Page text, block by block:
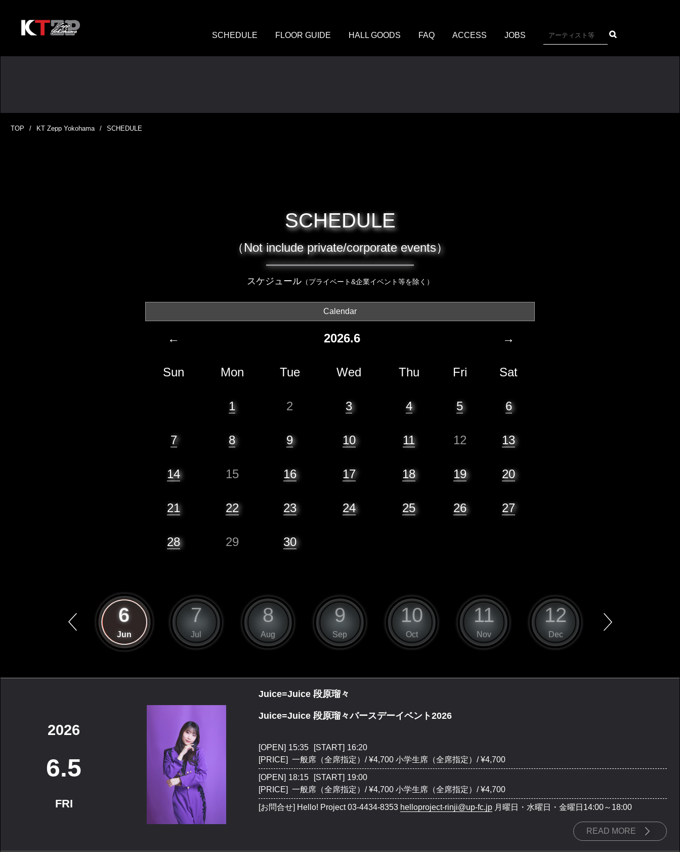
SCHEDULE FLOOR GUIDE HALL GOODS FAQ ACCESS JOBS
TOP KT Zepp Yokohama SCHEDULE
SCHEDULE
（Not include private/corporate events）
スケジュール（プライベート&企業イベント等を除く）
Calendar
← 2026.6 →
Sun Mon Tue Wed Thu Fri Sat
1 2 3 4 5 6
7 8 9 10 11 12 13
14 15 16 17 18 19 20
21 22 23 24 25 26 27
28 29 30
6
Jun
7
Jul
8
Aug
9
Sep
10
Oct
11
Nov
12
Dec
2026
6.5
FRI
Juice=Juice 段原瑠々
Juice=Juice 段原瑠々バースデーイベント2026
[OPEN] 15:35 [START] 16:20
[PRICE] 一般席（全席指定）/ ¥4,700 小学生席（全席指定）/ ¥4,700
[OPEN] 18:15 [START] 19:00
[PRICE] 一般席（全席指定）/ ¥4,700 小学生席（全席指定）/ ¥4,700
[お問合せ] Hello! Project03-4434-8353 helloproject-rinji@up-fc.jp 月曜日・水曜日・金曜日14:00～18:00
READ MORE